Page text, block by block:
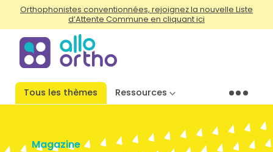
Orthophonistes conventionnées, rejoignez la nouvelle Liste
d’Attente Commune en cliquant ici
Tous les thèmes Ressources Menu
Magazine